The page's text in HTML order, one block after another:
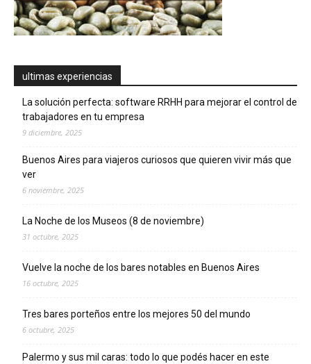
ultimas experiencias
La solución perfecta: software RRHH para mejorar el control de
trabajadores en tu empresa
9 diciembre, 2025
Buenos Aires para viajeros curiosos que quieren vivir más que
ver
6 noviembre, 2025
La Noche de los Museos (8 de noviembre)
31 octubre, 2025
Vuelve la noche de los bares notables en Buenos Aires
16 octubre, 2025
Tres bares porteños entre los mejores 50 del mundo
6 octubre, 2025
Palermo y sus mil caras: todo lo que podés hacer en este